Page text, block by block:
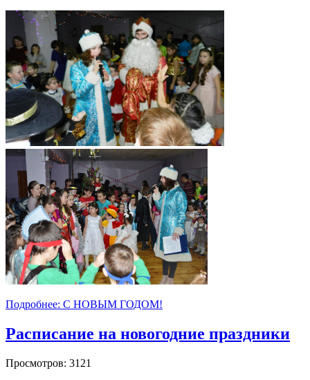
Подробнее: С НОВЫМ ГОДОМ!
Расписание на новогодние праздники
Просмотров: 3121